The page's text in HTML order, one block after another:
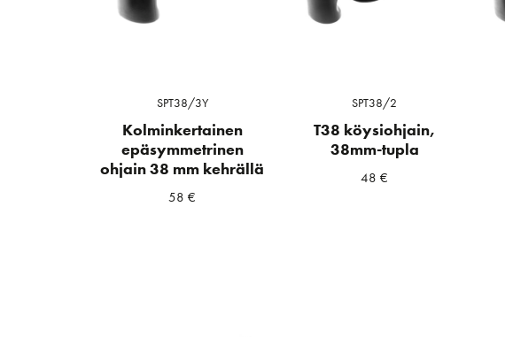
SPT38/3Y
Kolminkertainen
epäsymmetrinen
ohjain 38 mm kehrällä
58€
SPT38/2
T38 köysiohjain,
38mm-tupla
48€